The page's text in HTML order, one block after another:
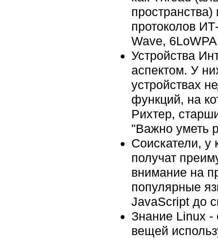
протоколов
Wave,
Устройства
аспектом. У
устройствах
функций, на
Рихтер,
"Важно уметь
Соискатели, у
получат
внимание на
популярные
JavaScript до
Знание Linux -
вещей